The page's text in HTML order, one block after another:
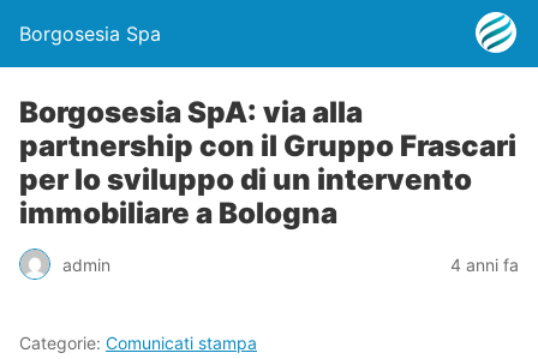
Borgosesia Spa
Borgosesia SpA: via alla
partnership con il Gruppo Frascari
per lo sviluppo di un intervento
immobiliare a Bologna
admin 4 anni fa
Categorie: Comunicati stampa